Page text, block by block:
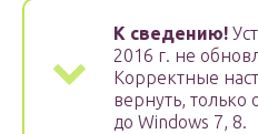
К сведению!
2016 г. не
Корректные
вернуть, только
до Windows 7, 8.